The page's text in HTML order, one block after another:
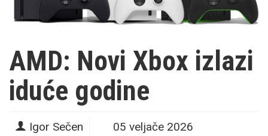
AMD: Novi Xbox izlazi
iduće godine
Igor Sečen 05 veljače 2026